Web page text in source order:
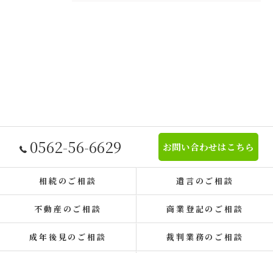
0562-56-6629 お問い合わせはこちら
相続のご相談 遺言のご相談
不動産のご相談 商業登記のご相談
成年後見のご相談 裁判業務のご相談